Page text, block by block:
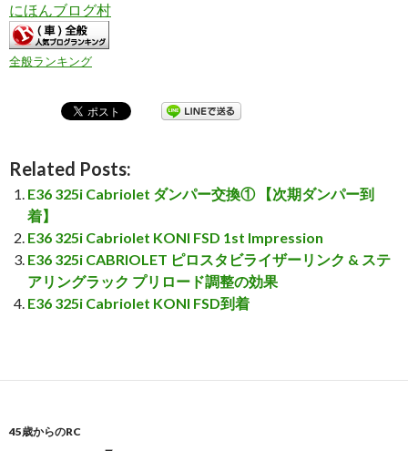
にほんブログ村
全般ランキング
Related Posts:
E36 325i Cabriolet ダンパー交換① 【次期ダンパー到
着】
E36 325i Cabriolet KONI FSD 1st Impression
E36 325i CABRIOLET ピロスタビライザーリンク & ステ
アリングラック プリロード調整の効果
E36 325i Cabriolet KONI FSD到着
45歳からのRC